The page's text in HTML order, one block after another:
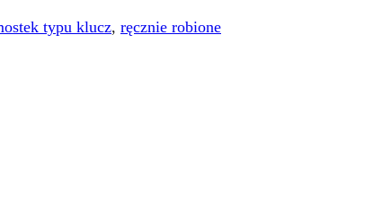
typu klucz, ręcznie robione